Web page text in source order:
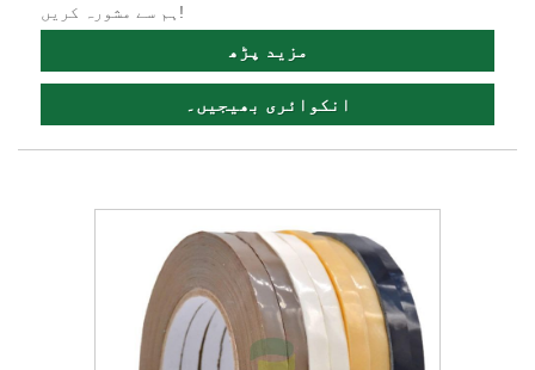
ہم سے مشورہ کریں!
مزید پڑھ
انکوائری بھیجیں۔